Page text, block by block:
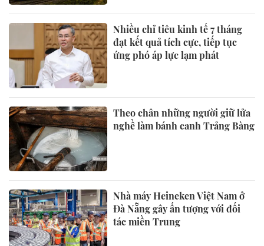
Nhiều chỉ tiêu kinh tế 7 tháng
đạt kết quả tích cực, tiếp tục
ứng phó áp lực lạm phát
Theo chân những người giữ lửa
nghề làm bánh canh Trảng Bàng
Nhà máy Heineken Việt Nam ở
Đà Nẵng gây ấn tượng với đối
tác miền Trung